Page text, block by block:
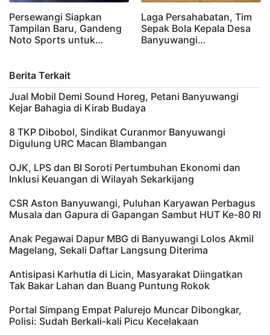
Persewangi Siapkan
Tampilan Baru, Gandeng
Noto Sports untuk…
Laga Persahabatan, Tim
Sepak Bola Kepala Desa
Banyuwangi…
Berita Terkait
Jual Mobil Demi Sound Horeg, Petani Banyuwangi
Kejar Bahagia di Kirab Budaya
8 TKP Dibobol, Sindikat Curanmor Banyuwangi
Digulung URC Macan Blambangan
OJK, LPS dan BI Soroti Pertumbuhan Ekonomi dan
Inklusi Keuangan di Wilayah Sekarkijang
CSR Aston Banyuwangi, Puluhan Karyawan Perbagus
Musala dan Gapura di Gapangan Sambut HUT Ke-80 RI
Anak Pegawai Dapur MBG di Banyuwangi Lolos Akmil
Magelang, Sekali Daftar Langsung Diterima
Antisipasi Karhutla di Licin, Masyarakat Diingatkan
Tak Bakar Lahan dan Buang Puntung Rokok
Portal Simpang Empat Palurejo Muncar Dibongkar,
Polisi: Sudah Berkali-kali Picu Kecelakaan